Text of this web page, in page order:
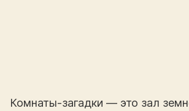
Комнаты-загадки — это зал